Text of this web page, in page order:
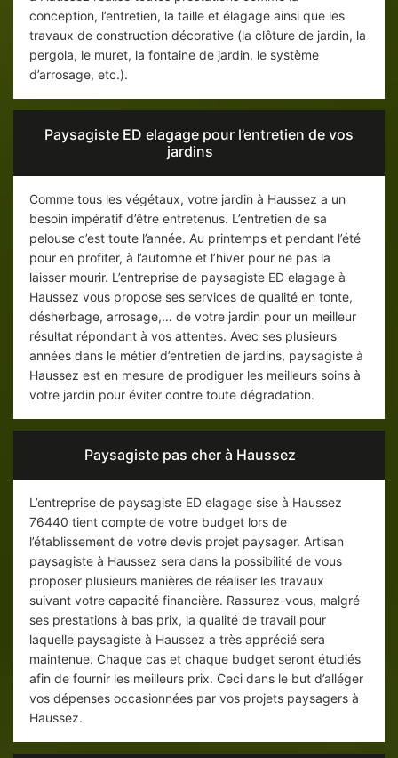
conception, l’entretien, la taille et élagage ainsi que les
travaux de construction décorative (la clôture de jardin, la
pergola, le muret, la fontaine de jardin, le système
d’arrosage, etc.).
Paysagiste ED elagage pour l’entretien de vos
jardins
Comme tous les végétaux, votre jardin à Haussez a un
besoin impératif d’être entretenus. L’entretien de sa
pelouse c’est toute l’année. Au printemps et pendant l’été
pour en profiter, à l’automne et l’hiver pour ne pas la
laisser mourir. L’entreprise de paysagiste ED elagage à
Haussez vous propose ses services de qualité en tonte,
désherbage, arrosage,… de votre jardin pour un meilleur
résultat répondant à vos attentes. Avec ses plusieurs
années dans le métier d’entretien de jardins, paysagiste à
Haussez est en mesure de prodiguer les meilleurs soins à
votre jardin pour éviter contre toute dégradation.
Paysagiste pas cher à Haussez
L’entreprise de paysagiste ED elagage sise à Haussez
76440 tient compte de votre budget lors de
l’établissement de votre devis projet paysager. Artisan
paysagiste à Haussez sera dans la possibilité de vous
proposer plusieurs manières de réaliser les travaux
suivant votre capacité financière. Rassurez-vous, malgré
ses prestations à bas prix, la qualité de travail pour
laquelle paysagiste à Haussez a très apprécié sera
maintenue. Chaque cas et chaque budget seront étudiés
afin de fournir les meilleurs prix. Ceci dans le but d’alléger
vos dépenses occasionnées par vos projets paysagers à
Haussez.